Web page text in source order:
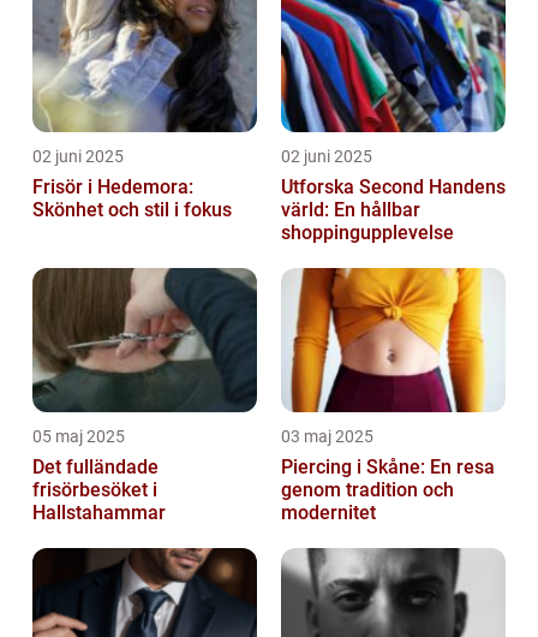
02 juni 2025
Frisör i Hedemora:
Skönhet och stil i fokus
02 juni 2025
Utforska Second Handens
värld: En hållbar
shoppingupplevelse
05 maj 2025
Det fulländade
frisörbesöket i
Hallstahammar
03 maj 2025
Piercing i Skåne: En resa
genom tradition och
modernitet